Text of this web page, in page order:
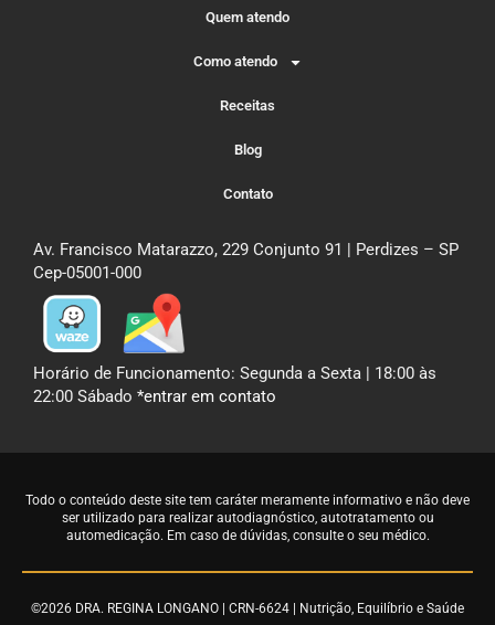
Quem atendo
Como atendo
Receitas
Blog
Contato
Av. Francisco Matarazzo, 229 Conjunto 91 | Perdizes – SP
Cep-05001-000
Horário de Funcionamento: Segunda a Sexta | 18:00 às
22:00 Sábado *entrar em contato
Todo o conteúdo deste site tem caráter meramente informativo e não deve
ser utilizado para realizar autodiagnóstico, autotratamento ou
automedicação. Em caso de dúvidas, consulte o seu médico.
©2026 DRA. REGINA LONGANO | CRN-6624 | Nutrição, Equilíbrio e Saúde